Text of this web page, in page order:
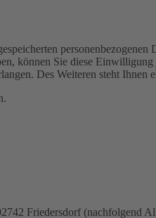
können Sie diese
Des Weiteren steht
Friedersdorf (nachfolgend